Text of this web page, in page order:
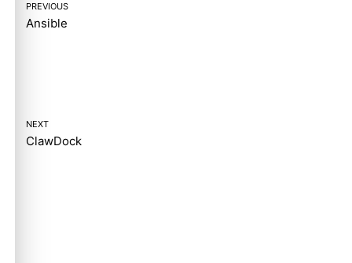
PREVIOUS
Ansible
NEXT
ClawDock